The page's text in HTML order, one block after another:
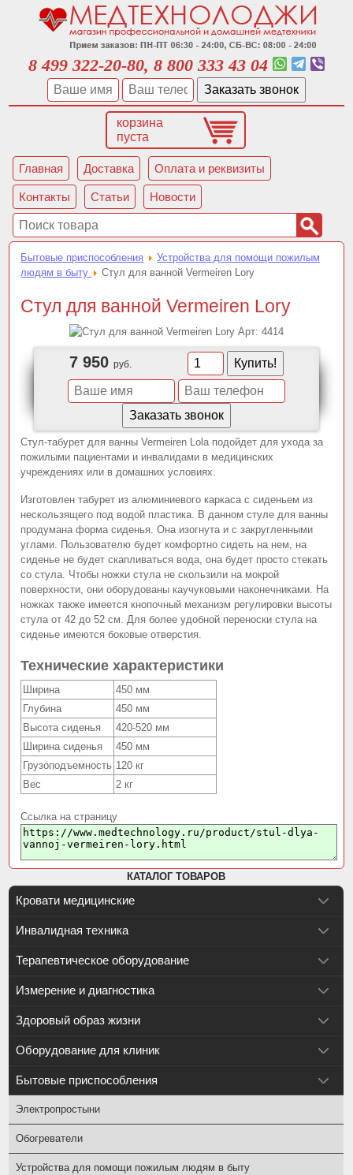
8 499 322-20-80, 8 800 333 43 04
корзина
пуста
Главная Доставка Оплата и реквизиты
Контакты Статьи Новости
Бытовые приспособления
Устройства для помощи пожилым
людям в быту
Стул для ванной Vermeiren Lory
Стул для ванной Vermeiren Lory
Арт: 4414
7 950 руб.
Стул-табурет для ванны Vermeiren Lola подойдет для ухода за
пожилыми пациентами и инвалидами в медицинских
учреждениях или в домашних условиях.
Изготовлен табурет из алюминиевого каркаса с сиденьем из
нескользящего под водой пластика. В данном стуле для ванны
продумана форма сиденья. Она изогнута и с закругленными
углами. Пользователю будет комфортно сидеть на нем, на
сиденье не будет скапливаться вода, она будет просто стекать
со стула. Чтобы ножки стула не скользили на мокрой
поверхности, они оборудованы каучуковыми наконечниками. На
ножках также имеется кнопочный механизм регулировки высоты
стула от 42 до 52 см. Для более удобной переноски стула на
сиденье имеются боковые отверстия.
Технические характеристики
Ширина
450 мм
Глубина
450 мм
Высота сиденья
420-520 мм
Ширина сиденья
450 мм
Грузоподъемность 120 кг
Вес
2 кг
Ссылка на страницу
КАТАЛОГ ТОВАРОВ
Кровати медицинские
Инвалидная техника
Терапевтическое оборудование
Измерение и диагностика
Здоровый образ жизни
Оборудование для клиник
Бытовые приспособления
Электропростыни
Обогреватели
Устройства для помощи пожилым людям в быту